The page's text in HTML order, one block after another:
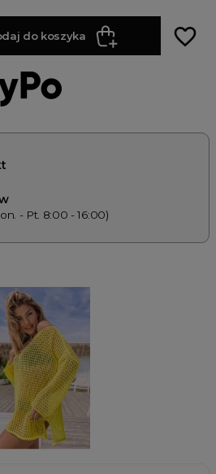
do koszyka favorite_border
- Pt. 8:00 - 16:00)